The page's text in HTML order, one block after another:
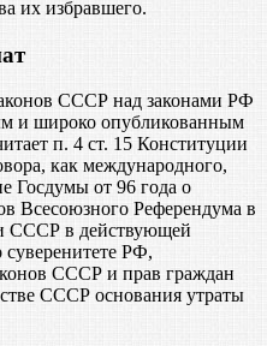
их избравшего.
СССР над законами РФ
и широко опубликованным
п. 4 ст. 15 Конституции
как международного,
Госдумы от 96 года о
Всесоюзного Референдума в
СССР в действующей
РФ,
СССР и прав граждан
СССР основания утраты